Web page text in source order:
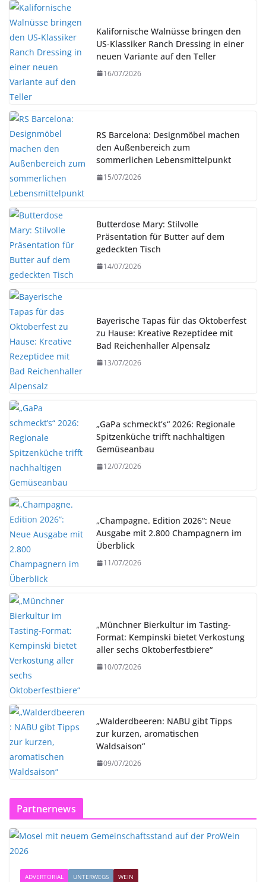
Kalifornische Walnüsse bringen den
US-Klassiker Ranch Dressing in einer
neuen Variante auf den Teller
16/07/2026
RS Barcelona: Designmöbel machen
den Außenbereich zum
sommerlichen Lebensmittelpunkt
15/07/2026
Butterdose Mary: Stilvolle
Präsentation für Butter auf dem
gedeckten Tisch
14/07/2026
Bayerische Tapas für das Oktoberfest
zu Hause: Kreative Rezeptidee mit
Bad Reichenhaller Alpensalz
13/07/2026
„GaPa schmeckt’s“ 2026: Regionale
Spitzenküche trifft nachhaltigen
Gemüseanbau
12/07/2026
„Champagne. Edition 2026“: Neue
Ausgabe mit 2.800 Champagnern im
Überblick
11/07/2026
„Münchner Bierkultur im Tasting-
Format: Kempinski bietet Verkostung
aller sechs Oktoberfestbiere“
10/07/2026
„Walderdbeeren: NABU gibt Tipps
zur kurzen, aromatischen
Waldsaison“
09/07/2026
Partnernews
ADVERTORIAL UNTERWEGS WEIN